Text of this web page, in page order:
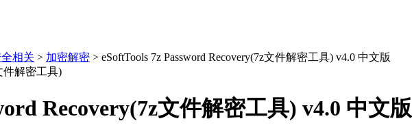
相关 > 加密解密 > eSoftTools 7z Password Recovery(7z文件解密工具) v4.0 中文版
Recovery(7z文件解密工具) v4.0 中文版